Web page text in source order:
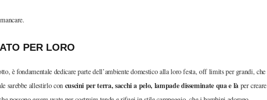
PER LORO
è fondamentale dedicare parte dell’ambiente domestico alla loro festa, off limits per grandi, che
sarebbe allestirlo con cuscini per terra, sacchi a pelo, lampade disseminate qua e làper creare